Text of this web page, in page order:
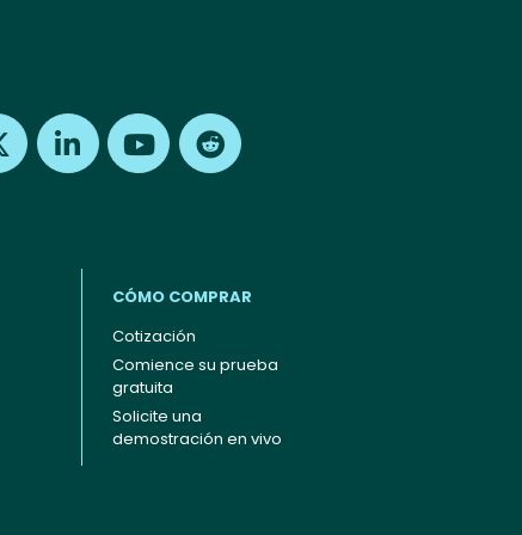
Find us on X Find us on LinkedInFind us on Youtube
CÓMO COMPRAR
Cotización
Comience su prueba
gratuita
Solicite una
demostración en vivo